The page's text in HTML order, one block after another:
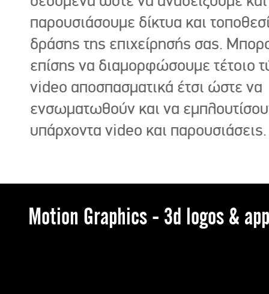
παρουσιάσουμε δίκτυα και
δράσης της επιχείρησής σας.
επίσης να διαμορφώσουμε τέτοιο
video αποσπασματικά έτσι ώστε να
ενσωματωθούν και να
υπάρχοντα video και παρουσιάσεις.
Motion Graphics - 3d logos &